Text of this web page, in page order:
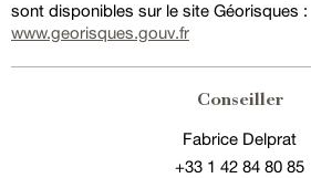
sont disponibles sur le site Géorisques :
www.georisques.gouv.fr
Conseiller
Fabrice Delprat
+33 1 42 84 80 85